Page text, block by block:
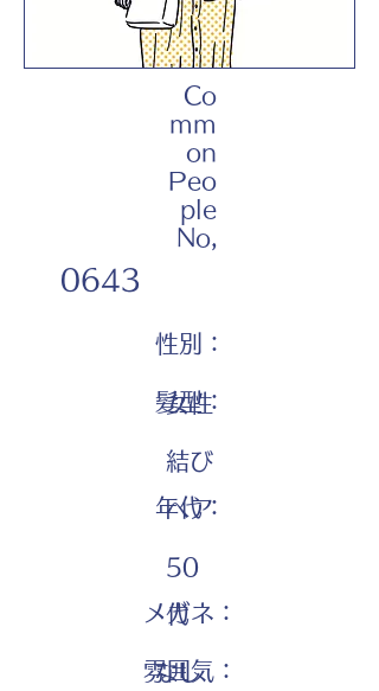
Co
mm
on
Peo
ple
No,
0643
性別：
女性
髪型：
結び
ヘア
年代：
50
代
メガネ：
なし
雰囲気：